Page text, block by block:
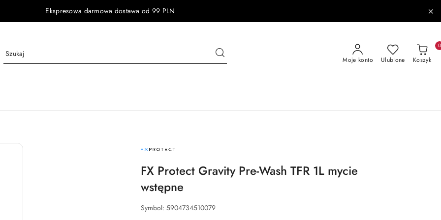
Ekspresowa darmowa dostawa od 99 PLN
Moje konto Ulubione Koszyk
0
NAZWA
PRODUCENTA:
PROTECT
FX Protect Gravity Pre-Wash TFR 1L mycie
wstępne
Symbol: 5904734510079